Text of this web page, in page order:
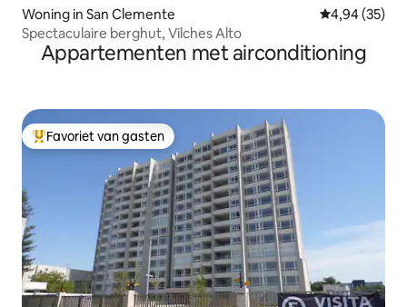
Woning in San Clemente Gemiddelde
4,94 (35)
Spectaculaire berghut, Vilches Alto
Appartementen met airconditioning
Topfavoriet van gasten
Favoriet van gasten